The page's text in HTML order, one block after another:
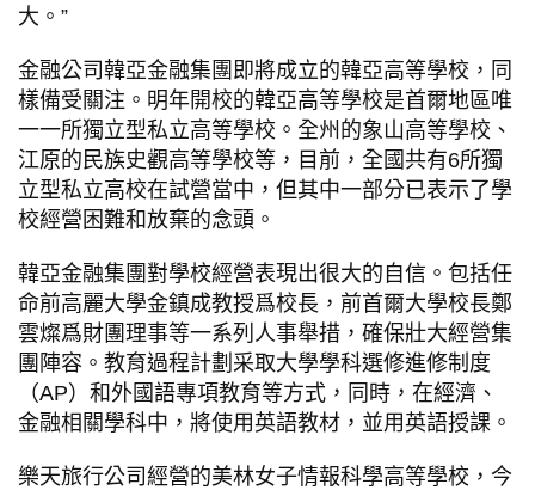
大。”
金融公司韓亞金融集團即將成立的韓亞高等學校，同
樣備受關注。明年開校的韓亞高等學校是首爾地區唯
一一所獨立型私立高等學校。全州的象山高等學校、
江原的民族史觀高等學校等，目前，全國共有6所獨
立型私立高校在試營當中，但其中一部分已表示了學
校經營困難和放棄的念頭。
韓亞金融集團對學校經營表現出很大的自信。包括任
命前高麗大學金鎮成教授爲校長，前首爾大學校長鄭
雲燦爲財團理事等一系列人事舉措，確保壯大經營集
團陣容。教育過程計劃采取大學學科選修進修制度
（AP）和外國語專項教育等方式，同時，在經濟、
金融相關學科中，將使用英語教材，並用英語授課。
樂天旅行公司經營的美林女子情報科學高等學校，今